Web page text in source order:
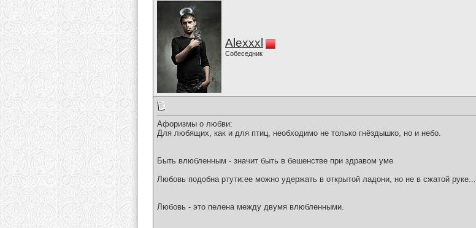
Alexxxl
Собеседник
Афоризмы о любви:
Для любящих, как и для птиц, необходимо не только гнёздышко, но и небо.
Быть влюбленным - значит быть в бешенстве при здравом уме
Любовь подобна ртути:ее можно удержать в открытой ладони, но не в сжатой руке...
Любовь - это пелена между двумя влюбленными.